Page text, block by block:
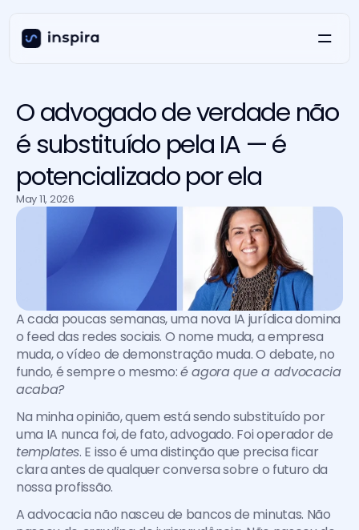
O advogado de verdade não
é substituído pela IA — é
potencializado por ela
May 11, 2026
A cada poucas semanas, uma nova IA jurídica domina
o feed das redes sociais. O nome muda, a empresa
muda, o vídeo de demonstração muda. O debate, no
fundo, é sempre o mesmo: é agora que a advocacia
acaba?
Na minha opinião, quem está sendo substituído por
templates. E isso é uma distinção que precisa ficar
clara antes de qualquer conversa sobre o futuro da
nossa profissão.
A advocacia não nasceu de bancos de minutas. Não